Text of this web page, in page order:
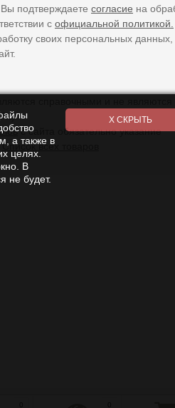
подтверждаете согласие на
с официальной политикой.
своих персональных
с сайта обязательно указание
Список всех товаров
а также в
целях.
В
не будет.